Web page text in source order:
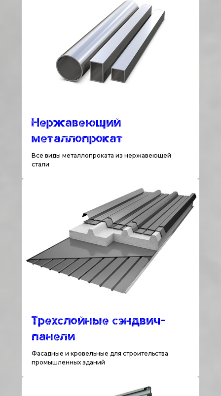
Нержавеющий
металлопрокат
Все виды металлопроката из нержавеющей
стали
Трехслойные сэндвич-
панели
Фасадные и кровельные для строительства
промышленных зданий